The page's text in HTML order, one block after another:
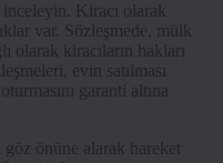
Kiracı olarak
var. Sözleşmede, mülk
olarak kiracıların hakları
evin satılması
garanti altına
önüne alarak hareket